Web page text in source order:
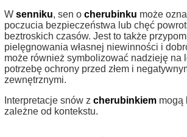
W senniku, sen o cherubinku może
poczucia bezpieczeństwa lub chęć
beztroskich czasów. Jest to także
pielęgnowania własnej niewinności i
może również symbolizować nadzieję na
potrzebę ochrony przed złem i
zewnętrznymi.
Interpretacje snów z cherubinkiem mogą
zależne od kontekstu.